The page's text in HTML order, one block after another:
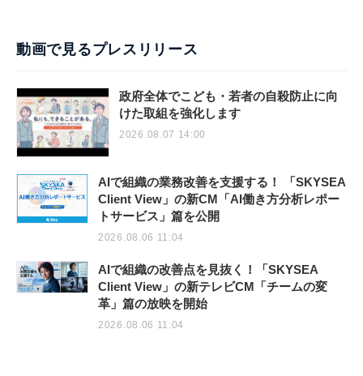
動画で見るプレスリリース
政府全体でこども・若者の自殺防止に向
けた取組を強化します
2026.08.07 14:00
AIで組織の業務改善を支援する！ 「SKYSEA
Client View」の新CM「AI働き方分析レポー
トサービス」篇を公開
2026.08.06 11:04
AIで組織の改善点を見抜く！「SKYSEA
Client View」の新テレビCM「チームの変
革」篇の放映を開始
2026.08.06 11:04